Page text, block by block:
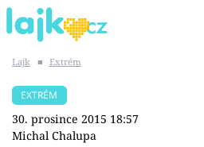
SHOPAHOLICADEL
Lajk ■ Extrém
EXTRÉM
30. prosince 2015 18:57
Michal Chalupa